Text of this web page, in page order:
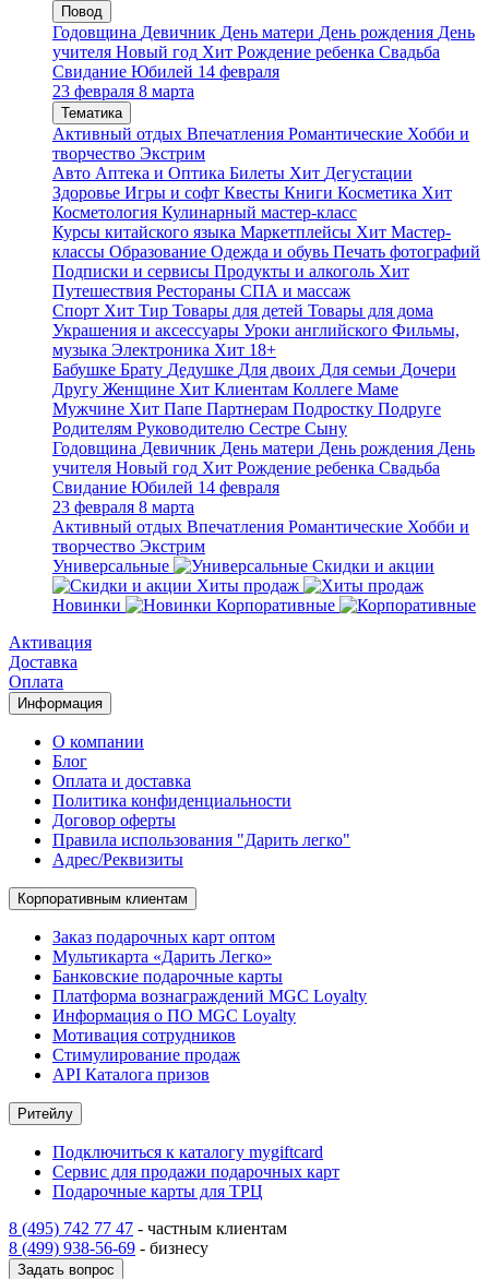
Повод
Годовщина Девичник День матери День рождения День
учителя Новый год Хит Рождение ребенка Свадьба
Свидание Юбилей 14 февраля
23 февраля 8 марта
Тематика
Активный отдых Впечатления Романтические Хобби и
творчество Экстрим
Авто Аптека и Оптика Билеты Хит Дегустации
Здоровье Игры и софт Квесты Книги Косметика Хит
Косметология Кулинарный мастер-класс
Курсы китайского языка Маркетплейсы Хит Мастер-
классы Образование Одежда и обувь Печать фотографий
Подписки и сервисы Продукты и алкоголь Хит
Путешествия Рестораны СПА и массаж
Спорт Хит Тир Товары для детей Товары для дома
Украшения и аксессуары Уроки английского Фильмы,
музыка Электроника Хит 18+
Бабушке Брату Дедушке Для двоих Для семьи Дочери
Другу Женщине Хит Клиентам Коллеге Маме
Мужчине Хит Папе Партнерам Подростку Подруге
Родителям Руководителю Сестре Сыну
Годовщина Девичник День матери День рождения День
учителя Новый год Хит Рождение ребенка Свадьба
Свидание Юбилей 14 февраля
23 февраля 8 марта
Активный отдых Впечатления Романтические Хобби и
творчество Экстрим
Универсальные
Скидки и акции
Хиты продаж
Новинки
Корпоративные
Активация
Доставка
Оплата
Информация
О компании
Блог
Оплата и доставка
Политика конфиденциальности
Договор оферты
Правила использования "Дарить легко"
Адрес/Реквизиты
Корпоративным клиентам
Заказ подарочных карт оптом
Мультикарта «Дарить Легко»
Банковские подарочные карты
Платформа вознаграждений MGC Loyalty
Информация о ПО MGC Loyalty
Мотивация сотрудников
Стимулирование продаж
API Каталога призов
Ритейлу
Подключиться к каталогу mygiftcard
Сервис для продажи подарочных карт
Подарочные карты для ТРЦ
8 (495) 742 77 47 - частным клиентам
8 (499) 938-56-69 - бизнесу
Задать вопрос